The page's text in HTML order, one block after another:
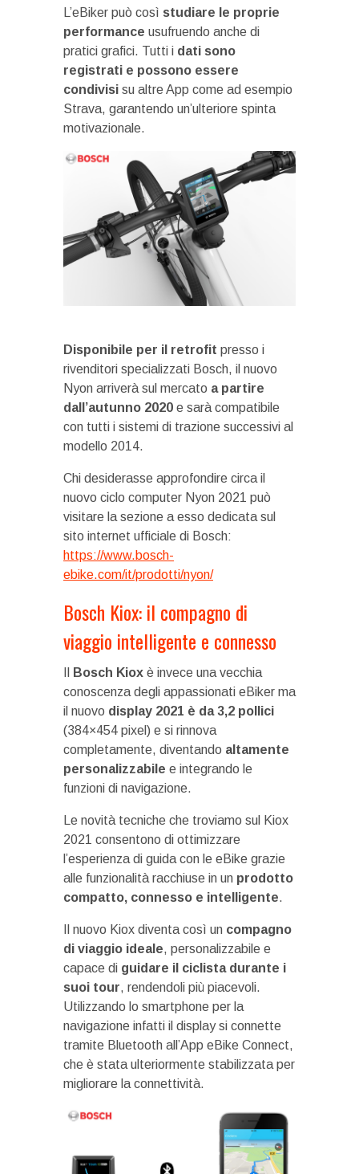
L’eBiker può così studiare le proprie
performance usufruendo anche di
pratici grafici. Tutti i dati sono
registrati e possono essere
condivisi su altre App come ad esempio
Strava, garantendo un’ulteriore spinta
motivazionale.
Disponibile per il retrofit presso i
rivenditori specializzati Bosch, il nuovo
Nyon arriverà sul mercato a partire
dall’autunno 2020 e sarà compatibile
con tutti i sistemi di trazione successivi al
modello 2014.
Chi desiderasse approfondire circa il
nuovo ciclo computer Nyon 2021 può
visitare la sezione a esso dedicata sul
sito internet ufficiale di Bosch:
https://www.bosch-
ebike.com/it/prodotti/nyon/
Bosch Kiox: il compagno di
viaggio intelligente e connesso
Bosch Kiox è invece una vecchia
conoscenza degli appassionati eBiker ma
il nuovo display 2021 è da 3,2 pollici
(384×454 pixel) e si rinnova
completamente, diventando altamente
personalizzabile e integrando le
funzioni di navigazione.
Le novità tecniche che troviamo sul Kiox
2021 consentono di ottimizzare
l’esperienza di guida con le eBike grazie
alle funzionalità racchiuse in un prodotto
compatto, connesso e intelligente.
Il nuovo Kiox diventa così un compagno
di viaggio ideale, personalizzabile e
capace di guidare il ciclista durante i
suoi tour, rendendoli più piacevoli.
Utilizzando lo smartphone per la
navigazione infatti il display si connette
tramite Bluetooth all’App eBike Connect,
che è stata ulteriormente stabilizzata per
migliorare la connettività.